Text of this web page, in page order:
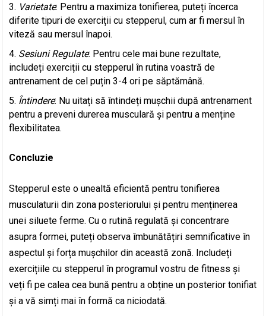
Varietate: Pentru a maximiza tonifierea, puteți încerca
diferite tipuri de exerciții cu stepperul, cum ar fi mersul în
viteză sau mersul înapoi.
Sesiuni Regulate: Pentru cele mai bune rezultate,
includeți exerciții cu stepperul în rutina voastră de
antrenament de cel puțin 3-4 ori pe săptămână.
Întindere: Nu uitați să întindeți mușchii după antrenament
pentru a preveni durerea musculară și pentru a menține
flexibilitatea.
Concluzie
Stepperul este o unealtă eficientă pentru tonifierea
musculaturii din zona posteriorului și pentru menținerea
unei siluete ferme. Cu o rutină regulată și concentrare
asupra formei, puteți observa îmbunătățiri semnificative în
aspectul și forța mușchilor din această zonă. Includeți
exercițiile cu stepperul în programul vostru de fitness și
veți fi pe calea cea bună pentru a obține un posterior tonifiat
și a vă simți mai în formă ca niciodată.